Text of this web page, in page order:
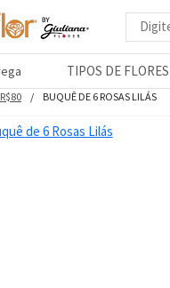
TIPOS DE FLORES
BUQUÊ DE 6 ROSAS LILÁS